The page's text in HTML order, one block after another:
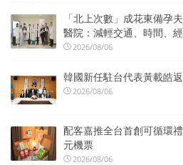
「北上次數」成花東備孕
醫院：減輕交通、時間、
2026/08/06
韓國新任駐台代表黃載皓
2026/08/06
配客嘉推全台首創可循環
元機票
2026/08/06